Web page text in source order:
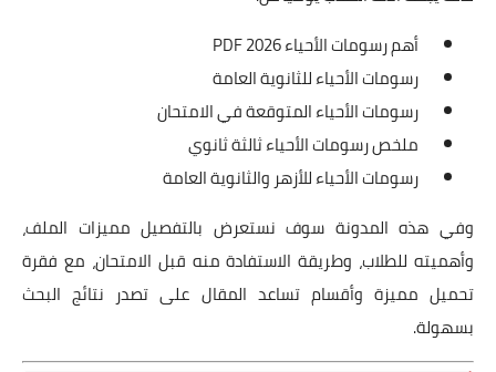
أهم رسومات الأحياء 2026 PDF
رسومات الأحياء للثانوية العامة
رسومات الأحياء المتوقعة في الامتحان
ملخص رسومات الأحياء ثالثة ثانوي
رسومات الأحياء للأزهر والثانوية العامة
وفي هذه المدونة سوف نستعرض بالتفصيل مميزات الملف،
وأهميته للطلاب، وطريقة الاستفادة منه قبل الامتحان، مع فقرة
تحميل مميزة وأقسام تساعد المقال على تصدر نتائج البحث
بسهولة.